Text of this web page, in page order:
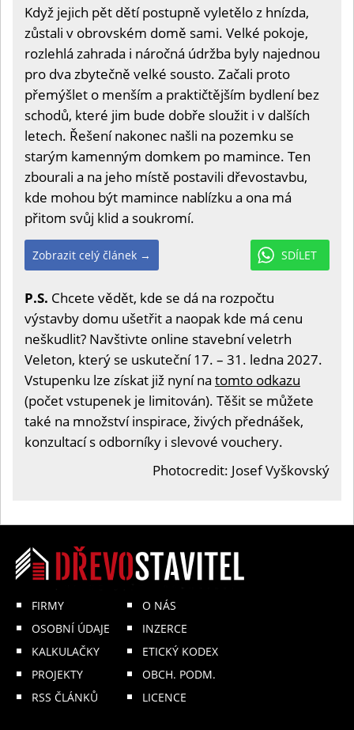
Když jejich pět dětí postupně vyletělo z hnízda,
zůstali v obrovském domě sami. Velké pokoje,
rozlehlá zahrada i náročná údržba byly najednou
pro dva zbytečně velké sousto. Začali proto
přemýšlet o menším a praktičtějším bydlení bez
schodů, které jim bude dobře sloužit i v dalších
letech. Řešení nakonec našli na pozemku se
starým kamenným domkem po mamince. Ten
zbourali a na jeho místě postavili dřevostavbu,
kde mohou být mamince nablízku a ona má
přitom svůj klid a soukromí.
SDÍLET
Zobrazit celý článek →
P.S. Chcete vědět, kde se dá na rozpočtu
výstavby domu ušetřit a naopak kde má cenu
neškudlit? Navštivte online stavební veletrh
Veleton, který se uskuteční 17. – 31. ledna 2027.
Vstupenku lze získat již nyní na tomto odkazu
(počet vstupenek je limitován). Těšit se můžete
také na množství inspirace, živých přednášek,
konzultací s odborníky i slevové vouchery.
Photocredit: Josef Vyškovský
FIRMY
OSOBNÍ ÚDAJE
KALKULAČKY
PROJEKTY
RSS ČLÁNKŮ
O NÁS
INZERCE
ETICKÝ KODEX
OBCH. PODM.
LICENCE